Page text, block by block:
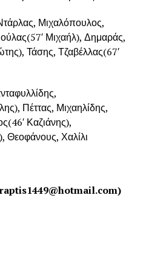
Μιχαλόπουλος,
Μιχαήλ), Δημαράς,
Τάσης, Τζαβέλλας(67′
Πέττας, Μιχαηλίδης,
Καζιάνης),
Θεοφάνους, Χαλίλι